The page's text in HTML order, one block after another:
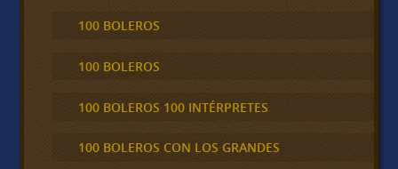
100 BOLEROS
100 BOLEROS
100 BOLEROS 100 INTÉRPRETES
100 BOLEROS CON LOS GRANDES